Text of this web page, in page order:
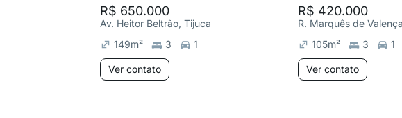
R$ 650.000
Av. Heitor Beltrão, Tijuca
149m² 3 1
Ver contato
R$ 420.000
R. Marquês de
105m² 3 1
Ver contato